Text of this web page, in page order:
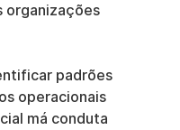
organizações
padrões
operacionais
má conduta